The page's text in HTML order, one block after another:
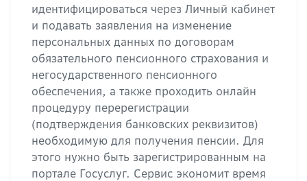
идентифицироваться через Личный кабинет
и подавать заявления на изменение
персональных данных по договорам
обязательного пенсионного страхования и
негосударственного пенсионного
обеспечения, а также проходить онлайн
процедуру перерегистрации
(подтверждения банковских реквизитов)
необходимую для получения пенсии. Для
этого нужно быть зарегистрированным на
портале Госуслуг. Сервис экономит время